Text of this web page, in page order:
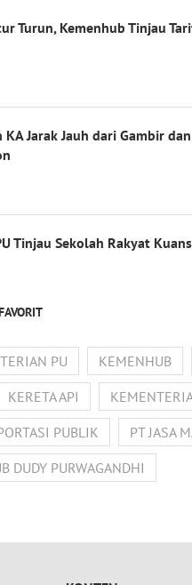
Turun, Kemenhub Tinjau
KA Jarak Jauh dari Gambir
Tinjau Sekolah Rakyat
PU KEMENHUB
KERETA API
PUBLIK
PT JASA
DUDY PURWAGANDHI